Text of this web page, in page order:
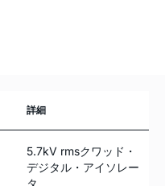
詳細
5.7kV rmsクワッド・
デジタル・アイソレー
タ